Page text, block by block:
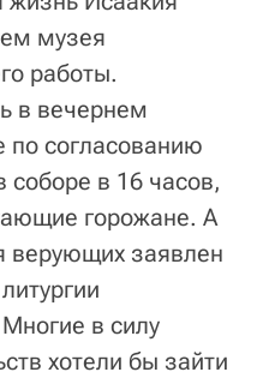
музея
работы.
в вечернем
по согласованию
соборе в 16 часов,
горожане. А
верующих заявлен
в силу
хотели бы зайти